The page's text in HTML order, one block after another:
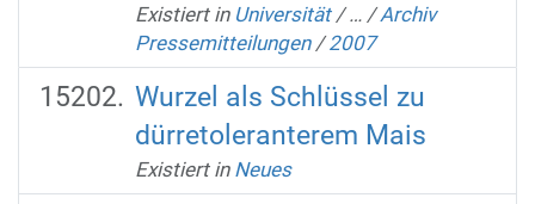
Existiert in Universität /… /Archiv
Pressemitteilungen /2007
Wurzel als Schlüssel zu
dürretoleranterem Mais
Existiert in Neues